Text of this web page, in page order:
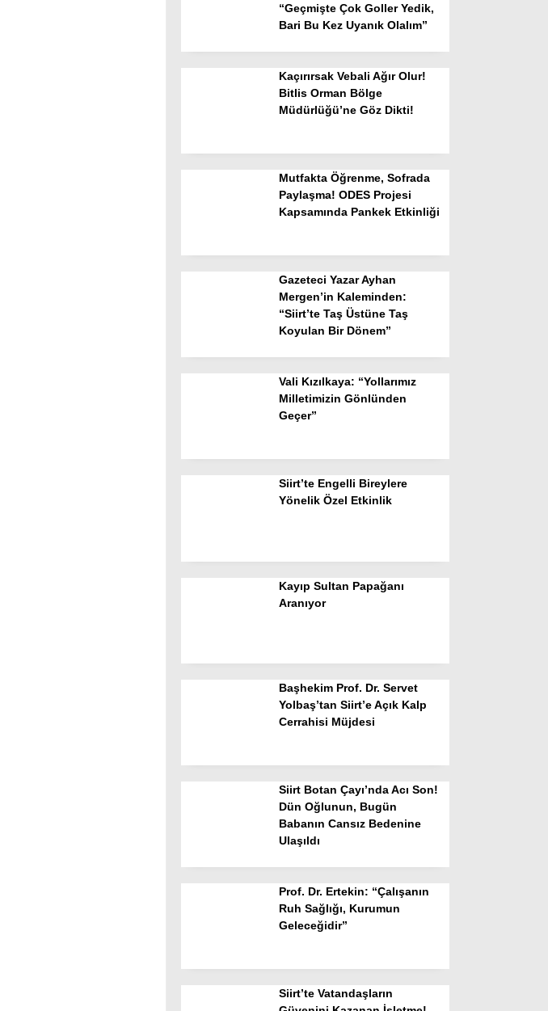
“Geçmişte Çok Goller Yedik,
Bari Bu Kez Uyanık Olalım”
Kaçırırsak Vebali Ağır Olur!
Bitlis Orman Bölge
Müdürlüğü’ne Göz Dikti!
Mutfakta Öğrenme, Sofrada
Paylaşma! ODES Projesi
Kapsamında Pankek Etkinliği
Gazeteci Yazar Ayhan
Mergen’in Kaleminden:
“Siirt’te Taş Üstüne Taş
Koyulan Bir Dönem”
Vali Kızılkaya: “Yollarımız
Milletimizin Gönlünden
Geçer”
Siirt’te Engelli Bireylere
Yönelik Özel Etkinlik
Kayıp Sultan Papağanı
Aranıyor
Başhekim Prof. Dr. Servet
Yolbaş’tan Siirt’e Açık Kalp
Cerrahisi Müjdesi
Siirt Botan Çayı’nda Acı Son!
Dün Oğlunun, Bugün
Babanın Cansız Bedenine
Ulaşıldı
Prof. Dr. Ertekin: “Çalışanın
Ruh Sağlığı, Kurumun
Geleceğidir”
Siirt’te Vatandaşların